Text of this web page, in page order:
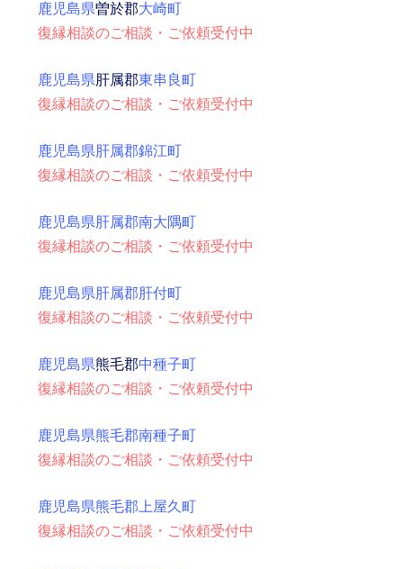
鹿児島県曽於郡大崎町
復縁相談のご相談・ご依頼受付中
鹿児島県肝属郡東串良町
復縁相談のご相談・ご依頼受付中
鹿児島県肝属郡錦江町
復縁相談のご相談・ご依頼受付中
鹿児島県肝属郡南大隅町
復縁相談のご相談・ご依頼受付中
鹿児島県肝属郡肝付町
復縁相談のご相談・ご依頼受付中
鹿児島県熊毛郡中種子町
復縁相談のご相談・ご依頼受付中
鹿児島県熊毛郡南種子町
復縁相談のご相談・ご依頼受付中
鹿児島県熊毛郡上屋久町
復縁相談のご相談・ご依頼受付中